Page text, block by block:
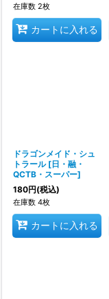
在庫数 2枚
カートに入れる
ドラゴンメイド・シュ
トラール [日・融・
QCTB・スーパー]
180円(税込)
在庫数 4枚
カートに入れる